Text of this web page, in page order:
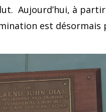
Aujourd’hui, à
est désormais